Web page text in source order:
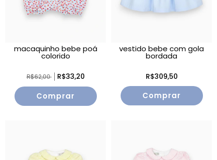
macaquinho bebe po
colorido
R$62,00 R$33,20
Comprar
vestido bebe com gola
bordada
R$309,50
Comprar